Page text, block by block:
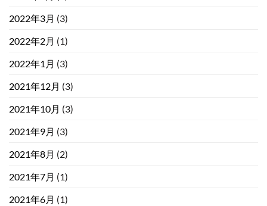
2022年3月 (3)
2022年2月 (1)
2022年1月 (3)
2021年12月 (3)
2021年10月 (3)
2021年9月 (3)
2021年8月 (2)
2021年7月 (1)
2021年6月 (1)